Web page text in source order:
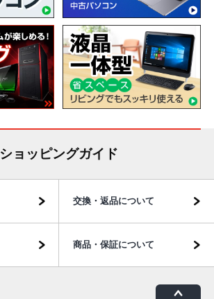
ショッピングガイド
交換・返品について
商品・保証について